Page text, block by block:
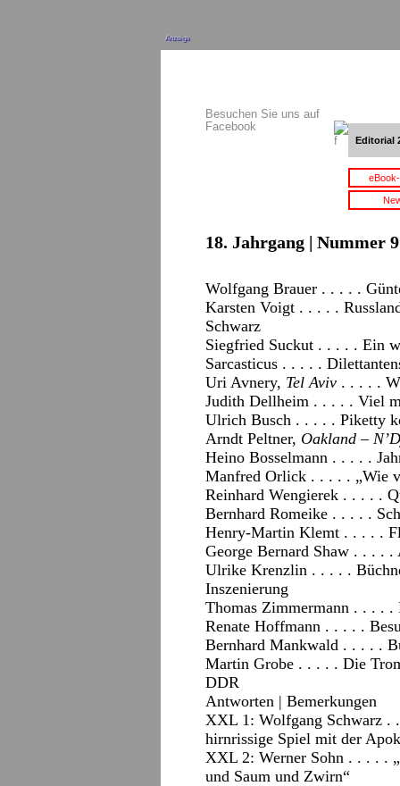
Anzeige
Besuchen Sie uns auf
Facebook
Editorial
18. Jahrgang | Nummer
Wolfgang Brauer . . . . .
Karsten Voigt . . . . .
Schwarz
Siegfried Suckut . . . . . Ein
Sarcasticus . . . . .
Uri Avnery, Tel Aviv . . . . .
Judith Dellheim . . . . . Viel
Ulrich Busch . . . . . Piketty
Arndt Peltner, Oakland –
Heino Bosselmann . . . . .
Manfred Orlick . . . . . „Wie
Reinhard Wengierek . . . . .
Bernhard Romeike . . . . .
Henry-Martin Klemt . . . . .
George Bernard Shaw . . . .
Ulrike Krenzlin . . . . .
Inszenierung
Thomas Zimmermann . . . . .
Renate Hoffmann . . . . .
Bernhard Mankwald . . . . .
Martin Grobe . . . . . Die
DDR
Antworten | Bemerkungen
XXL 1: Wolfgang Schwarz .
hirnrissige Spiel mit der
XXL 2: Werner Sohn . . . . .
und Saum und Zwirn“